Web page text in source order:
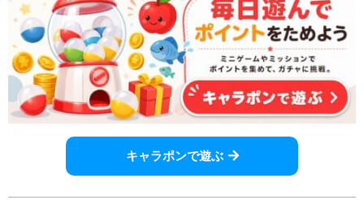
キャラポンで遊ぶ